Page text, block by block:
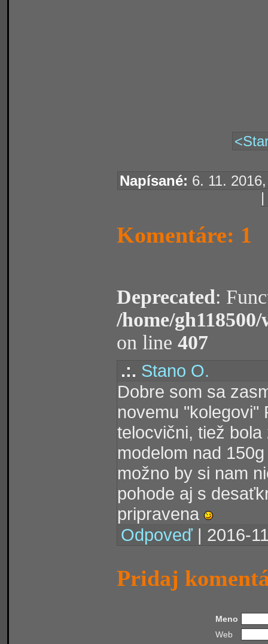
Napísané: 6. 11.
|
Komentáre: 1
Deprecated:
/home/
on line 407
.:. Stano O.
Dobre som sa
novemu "kolegovi"
telocvični, tiež
modelom nad
možno by si nam
pohode aj s
pripravena
Odpoveď | 2016-
Pridaj
Meno
Web